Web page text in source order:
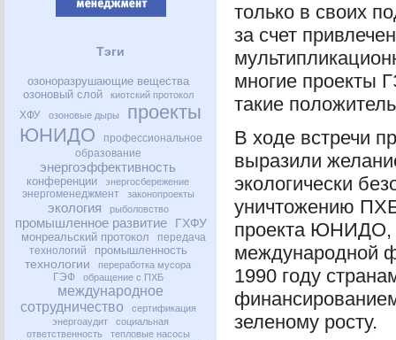
Тэги
озоноразрушающие вещества
озоновый слой
киотский протокол
ХФУ озоновые дыры
проекты
ЮНИДО
профессиональное
образование
энергоэффективность
конференции энергосбережение
энергоменеджмент законопроекты
экология рыболовство
промышленное развитие ГХФУ
монреальский протокол
передача
технологий
промышленность
технологии переработка мусора
ГЭФ обращение с ПХБ
международное
сотрудничество
сертификация
энергоаудит
социальная
ответственность
тепловые насосы
только в своих
за счет
многие проекты
такие
В ходе встречи
выразили
экологически
уничтожению
проекта ЮНИДО
международной
1990 году
зеленому росту.